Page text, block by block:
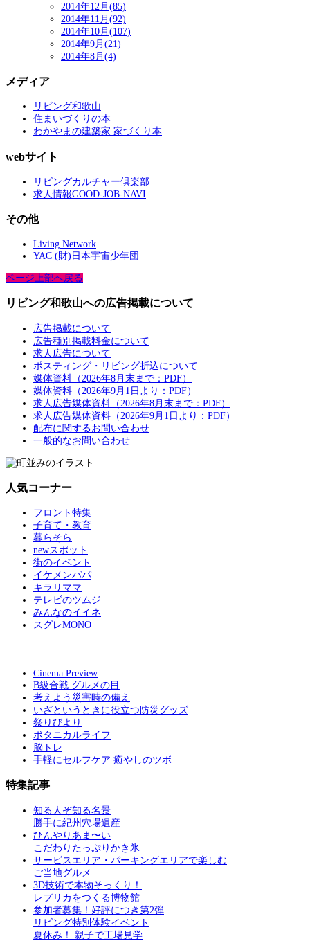
2014年12月(85)
2014年11月(92)
2014年10月(107)
2014年9月(21)
2014年8月(4)
メディア
リビング和歌山
住まいづくりの本
わかやまの建築家 家づくり本
webサイト
リビングカルチャー倶楽部
求人情報GOOD-JOB-NAVI
その他
Living Network
YAC (財)日本宇宙少年団
ページ上部へ戻る
リビング和歌山への広告掲載について
広告掲載について
広告種別掲載料金について
求人広告について
ポスティング・リビング折込について
媒体資料（2026年8月末まで：PDF）
媒体資料（2026年9月1日より：PDF）
求人広告媒体資料（2026年8月末まで：PDF）
求人広告媒体資料（2026年9月1日より：PDF）
配布に関するお問い合わせ
一般的なお問い合わせ
人気コーナー
フロント特集
子育て・教育
暮らそら
newスポット
街のイベント
イケメンパパ
キラリママ
テレビのツムジ
みんなのイイネ
スグレMONO
Cinema Preview
B級合戦 グルメの目
考えよう災害時の備え
いざというときに役立つ防災グッズ
祭りびより
ボタニカルライフ
脳トレ
手軽にセルフケア 癒やしのツボ
特集記事
知る人ぞ知る名景
勝手に紀州穴場遺産
ひんやりあま〜い
こだわりたっぷりかき氷
サービスエリア・パーキングエリアで楽しむ
ご当地グルメ
3D技術で本物そっくり！
レプリカをつくる博物館
参加者募集！好評につき第2弾
リビング特別体験イベント
夏休み！ 親子で工場見学